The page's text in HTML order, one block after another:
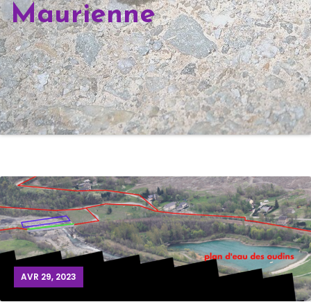
Maurienne
AVR 29, 2023